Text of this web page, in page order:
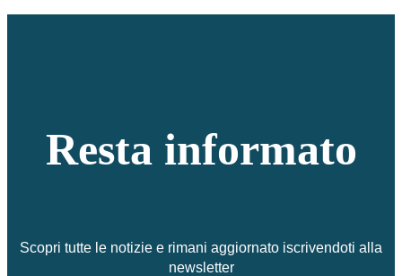
Resta informato
Scopri tutte le notizie e rimani aggiornato iscrivendoti alla
newsletter